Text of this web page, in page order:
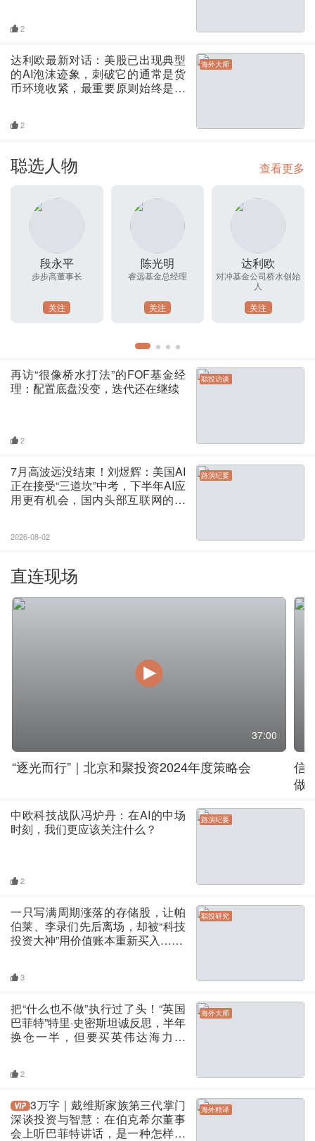
2
海外大师
达利欧最新对话：美股已出现典型
的AI泡沫迹象，刺破它的通常是货
币环境收紧，最重要原则始终是分
2
聪选人物 查看更多
段永平
步步高董事长
关注
陈光明
睿远基金总经理
关注
达利欧
对冲基金公司桥水创始
人
关注
聪投访谈
再访“很像桥水打法”的FOF基金经
理：配置底盘没变，迭代还在继续
2
路演纪要
7月高波远没结束！刘煜辉：美国AI
正在接受“三道坎”中考，下半年AI应
用更有机会，国内头部互联网的低
2026-08-02
直连现场
37:00
“逐光而行”｜北京和聚投资2024年度策略会
信
做
路演纪要
中欧科技战队冯炉丹：在AI的中场
时刻，我们更应该关注什么？
2
聪投研究
一只写满周期涨落的存储股，让帕
伯莱、李录们先后离场，却被“科技
投资大神”用价值账本重新买入……
3
海外大师
把“什么也不做”执行过了头！“英国
巴菲特”特里·史密斯坦诚反思，半年
换仓一半，但要买英伟达海力士
2
海外精译
3万字｜戴维斯家族第三代掌门
深谈投资与智慧：在伯克希尔董事
会上听巴菲特讲话，是一种怎样的